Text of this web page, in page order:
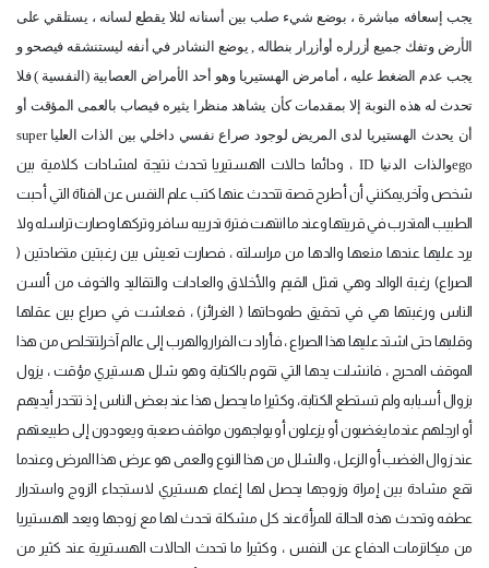
يجب إسعافه مباشرة ، بوضع شيء صلب بين أسنانه لئلا يقطع لسانه ، يستلقي على
الأرض وتفك جميع أزراره أوأزرار بنطاله , يوضع النشادر في أنفه ليستنشقه فيصحو و
يجب عدم الضغط عليه ، أمامرض الهستيريا وهو أحد الأمراض العصابية (النفسية ) فلا
تحدث له هذه النوبة إلا بمقدمات كأن يشاهد منظرا يثيره فيصاب بالعمى المؤقت أو
أن يحدث الهستيريا لدى المريض لوجود صراع نفسي داخلي بين الذات العلياsuper
egoوالذات الدنياID ، ودائما حالات الهستيريا تحدث نتيجة لمشادات كلامية بين
شخص وآخر,يمكنني أن أطرح قصة تتحدث عنها كتب علم النفس عن الفتاة التي أحبت
الطبيب المتدرب في قريتها وعند ما انتهت فترة تدريبه سافر وتركها وصارت تراسله ولا
يرد عليها عندها منعها والدها من مراسلته ، فصارت تعيش بين رغبتين متضادتين (
الصراع) رغبة الوالد وهي تمثل القيم والأخلاق والعادات والتقاليد والخوف من ألسن
الناس ورغبتها هي في تحقيق طموحاتها ( الغرائز) ، فعاشت في صراع بين عقلها
وقلبها حتى اشتد عليها هذا الصراع ، فأراد ت الفراروالهرب إلى عالم آخرلتتخلص من هذا
الموقف المحرج ، فانشلت يدها التي تقوم بالكتابة وهو شلل هستيري مؤقت ، يزول
بزوال أسبابه ولم تستطع الكتابة، وكثيرا ما يحصل هذا عند بعض الناس إذ تتخدر أيديهم
أو ارجلهم عندما يغضبون أو يزعلون أو يواجهون مواقف صعبة ويعودون إلى طبيعتهم
عند زوال الغضب أو الزعل ، والشلل من هذا النوع والعمى هو عرض هذا المرض وعندما
تقع مشادة بين إمراة وزوجها يحصل لها إغماء هستيري لاستجداء الزوج واستدرار
عطفه وتحدث هذه الحالة للمرأةعند كل مشكلة تحدث لها مع زوجها ويعد الهستيريا
من ميكانزمات الدفاع عن النفس ، وكثيرا ما تحدث الحالات الهستيرية عند كثير من